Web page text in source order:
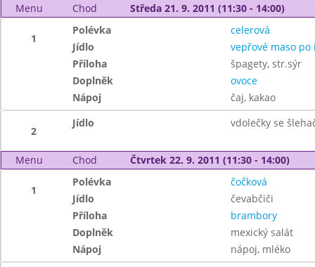
Menu Chod Středa 21. 9. 2011 (11:30 - 14:00)
1
Polévka
celerová
Jídlo
vepřové maso po
Příloha
špagety, str.sýr
Doplněk
ovoce
Nápoj
čaj, kakao
2
Jídlo vdolečky se
Menu Chod Čtvrtek 22. 9. 2011 (11:30 - 14:00)
1
Polévka
čočková
Jídlo
čevabčiči
Příloha
brambory
Doplněk
mexický salát
Nápoj
nápoj, mléko